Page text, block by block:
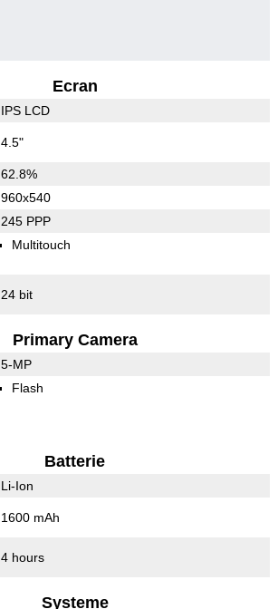
Ecran
IPS LCD
4.5"
62.8%
960x540
245 PPP
Multitouch
24 bit
Primary Camera
5-MP
Flash
Batterie
Li-Ion
1600 mAh
4 hours
Systeme